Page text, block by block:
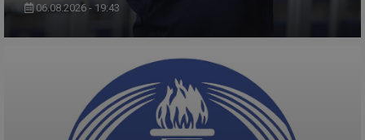
06.08.2026 - 19:43